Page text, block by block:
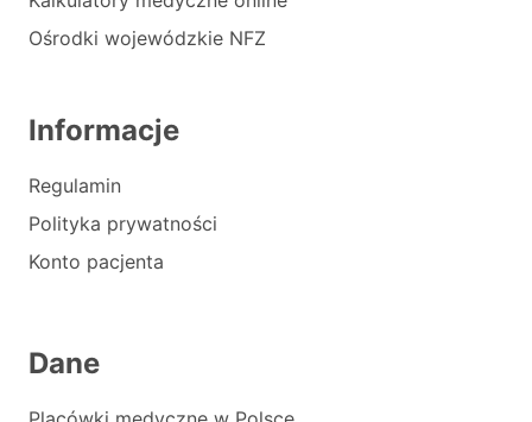
Ośrodki wojewódzkie NFZ
Informacje
Regulamin
Polityka prywatności
Konto pacjenta
Dane